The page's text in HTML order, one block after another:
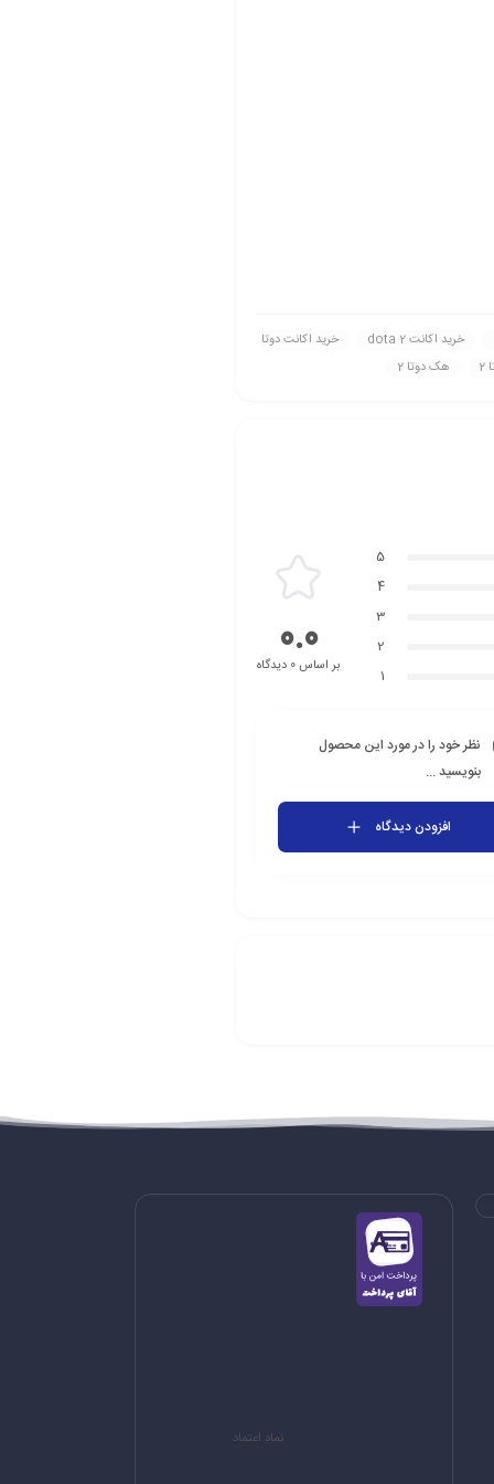
خريد اکانت dota 2
خريد اکانت دوتا
هک دوتا 2
5
4
3
2
1
0.0بر اساس 0 دیدگاه
نظر خود را در مورد این محصول
بنویسید ...
افزودن دیدگاه
نماد اعتماد